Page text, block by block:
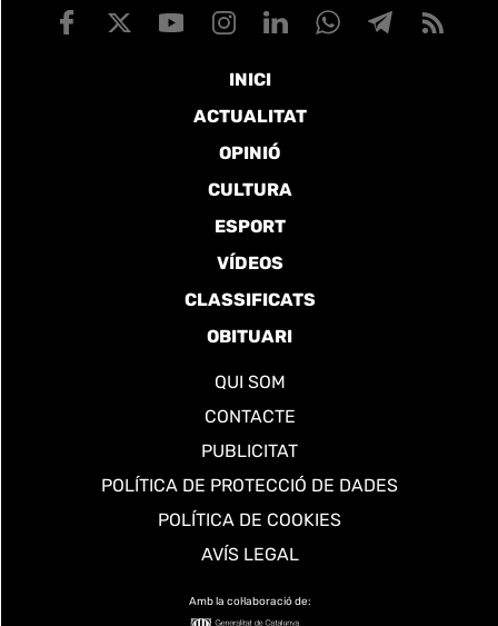
INICI
ACTUALITAT
OPINIÓ
CULTURA
ESPORT
VÍDEOS
CLASSIFICATS
OBITUARI
QUI SOM
CONTACTE
PUBLICITAT
POLÍTICA DE PROTECCIÓ DE DADES
POLÍTICA DE COOKIES
AVÍS LEGAL
Amb la col·laboració de: